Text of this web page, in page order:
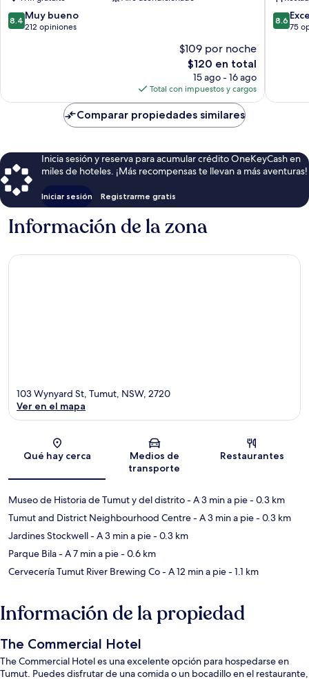
8.4
de
8.4 Muy bueno
212 opiniones
$109 por noche
El
precio
actual
es
de
$120
$120 en total
15 ago - 16 ago
Total con impuestos y cargos
8.6
de
8.6
75
Comparar propiedades similares
Inicia sesión y reserva para acumular crédito OneKeyCash en
miles de hoteles. ¡Más recompensas te llevan a más aventuras!
Iniciar sesión Registrarme gratis
Información de la zona
Sección del mapa
103 Wynyard St, Tumut, NSW, 2720
Ver en el mapa
Qué hay cerca
Medios de
transporte
Restaurantes
Museo de Historia de Tumut y del distrito- A 3 min a pie- 0.3 km
Tumut and District Neighbourhood Centre- A 3 min a pie- 0.3 km
Jardines Stockwell- A 3 min a pie- 0.3 km
Parque Bila- A 7 min a pie- 0.6 km
Cervecería Tumut River Brewing Co- A 12 min a pie- 1.1 km
Información de la propiedad
The Commercial Hotel
The Commercial Hotel es una excelente opción para hospedarse en
Tumut. Puedes disfrutar de una comida o un bocadillo en el restaurante,